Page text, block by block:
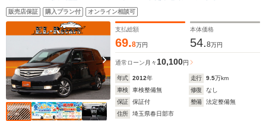
ア・ハーフレザーシート・バックカメラ・フリップダウ
ンモニター・コーナーセンサー・スマートキー・ETC・
HIDヘッドライト・純正17インチアルミ・オートA/C・ド
販売店保証 購入プラン付 オンライン相談可
支払総額
69.8万円
本体価格
54.8万円
通常ローン 月々 10,100円
年式 2012年 走行 9.5万km
車検
車検整備無 修復
なし
保証
保証付 整備
法定整備無
住所
埼玉県春日部市